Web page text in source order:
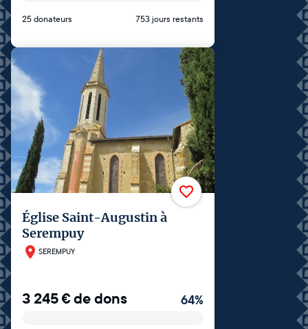
25 donateurs 753 jours restants
Église Saint-Augustin à
Serempuy
SEREMPUY
3 245€de dons 64%